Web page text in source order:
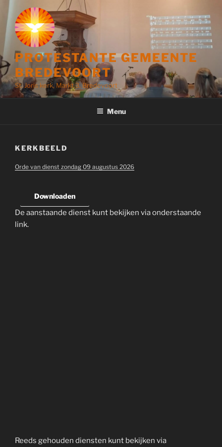
naar
de
inhoud
PROTESTANTE GEMEENTE
BREDEVOORT
St. Joris kerk, Markt 3, Bredevoort
Menu
KERKBEELD
Orde van dienst zondag 09 augustus 2026
Downloaden
De aanstaande dienst kunt bekijken via onderstaande
link.
Reeds gehouden diensten kunt bekijken via